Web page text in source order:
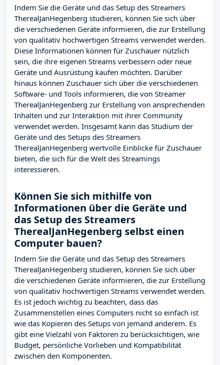
Indem Sie die Geräte und das Setup des Streamers
TherealJanHegenberg studieren, können Sie sich über
die verschiedenen Geräte informieren, die zur Erstellung
von qualitativ hochwertigen Streams verwendet werden.
Diese Informationen können für Zuschauer nützlich
sein, die ihre eigenen Streams verbessern oder neue
Geräte und Ausrüstung kaufen möchten. Darüber
hinaus können Zuschauer sich über die verschiedenen
Software- und Tools informieren, die von Streamer
TherealJanHegenberg zur Erstellung von ansprechenden
Inhalten und zur Interaktion mit ihrer Community
verwendet werden. Insgesamt kann das Studium der
Geräte und des Setups des Streamers
TherealJanHegenberg wertvolle Einblicke für Zuschauer
bieten, die sich für die Welt des Streamings
interessieren.
Können Sie sich mithilfe von
Informationen über die Geräte und
das Setup des Streamers
TherealJanHegenberg selbst einen
Computer bauen?
Indem Sie die Geräte und das Setup des Streamers
TherealJanHegenberg studieren, können Sie sich über
die verschiedenen Geräte informieren, die zur Erstellung
von qualitativ hochwertigen Streams verwendet werden.
Es ist jedoch wichtig zu beachten, dass das
Zusammenstellen eines Computers nicht so einfach ist
wie das Kopieren des Setups von jemand anderem. Es
gibt eine Vielzahl von Faktoren zu berücksichtigen, wie
Budget, persönliche Vorlieben und Kompatibilität
zwischen den Komponenten.